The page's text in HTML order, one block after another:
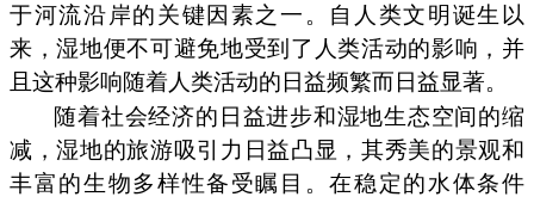
于河流沿岸的关键因素之一。自人类文明诞生以
来，湿地便不可避免地受到了人类活动的影响，并
且这种影响随着人类活动的日益频繁而日益显著。
随着社会经济的日益进步和湿地生态空间的缩
减，湿地的旅游吸引力日益凸显，其秀美的景观和
丰富的生物多样性备受瞩目。在稳定的水体条件